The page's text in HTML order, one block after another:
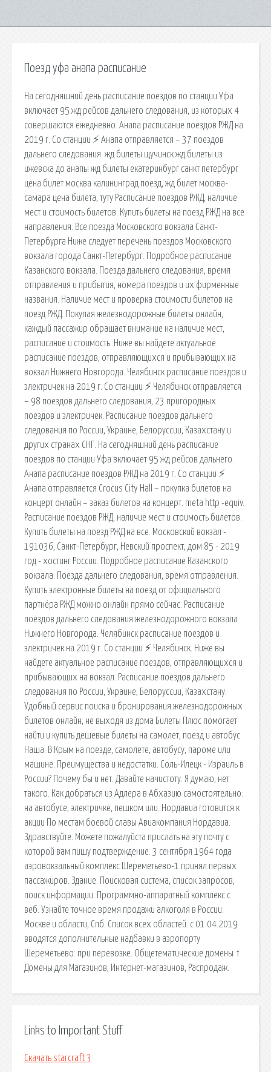
Поезд уфа анапа расписание
На сегодняшний день расписание поездов по станции Уфа
включает 95 жд рейсов дальнего следования, из которых 4
совершаются ежедневно. Анапа расписание поездов РЖД на
2019 г. Со станции ⚡ Анапа отправляется – 37 поездов
дальнего следования. жд билеты щучинск жд билеты из
ижевска до анапы жд билеты екатеринбург санкт петербург
цена билет москва калининград поезд, жд билет москва-
самара цена билета, туту Расписание поездов РЖД, наличие
мест и стоимость билетов. Купить билеты на поезд РЖД на все
направления. Все поезда Московского вокзала Санкт-
Петербурга Ниже следует перечень поездов Московского
вокзала города Санкт-Петербург. Подробное расписание
Казанского вокзала. Поезда дальнего следования, время
отправления и прибытия, номера поездов и их фирменные
названия. Наличие мест и проверка стоимости билетов на
поезд РЖД. Покупая железнодорожные билеты онлайн,
каждый пассажир обращает внимание на наличие мест,
расписание и стоимость. Ниже вы найдете актуальное
расписание поездов, отправляющихся и прибывающих на
вокзал Нижнего Новгорода. Челябинск расписание поездов и
электричек на 2019 г. Со станции ⚡ Челябинск отправляется
– 98 поездов дальнего следования, 23 пригородных
поездов и электричек. Расписание поездов дальнего
следования по России, Украине, Белоруссии, Казахстану и
других странах СНГ. На сегодняшний день расписание
поездов по станции Уфа включает 95 жд рейсов дальнего.
Анапа расписание поездов РЖД на 2019 г. Со станции ⚡
Анапа отправляется Crocus City Hall – покупка билетов на
концерт онлайн – заказ билетов на концерт. meta http -equiv.
Расписание поездов РЖД, наличие мест и стоимость билетов.
Купить билеты на поезд РЖД на все. Московский вокзал -
191036, Санкт-Петербург, Невский проспект, дом 85 - 2019
год - хостинг России. Подробное расписание Казанского
вокзала. Поезда дальнего следования, время отправления.
Купить электронные билеты на поезд от официального
партнёра РЖД можно онлайн прямо сейчас. Расписание
поездов дальнего следования железнодорожного вокзала
Нижнего Новгорода. Челябинск расписание поездов и
электричек на 2019 г. Со станции ⚡ Челябинск. Ниже вы
найдете актуальное расписание поездов, отправляющихся и
прибывающих на вокзал. Расписание поездов дальнего
следования по России, Украине, Белоруссии, Казахстану.
Удобный сервис поиска и бронирования железнодорожных
билетов онлайн, не выходя из дома Билеты Плюс помогает
найти и купить дешевые билеты на самолет, поезд и автобус.
Наша. В Крым на поезде, самолете, автобусу, пароме или
машине. Преимущества и недостатки. Соль-Илецк - Израиль в
России? Почему бы и нет. Давайте начистоту. Я думаю, нет
такого. Как добраться из Адлера в Абхазию самостоятельно:
на автобусе, электричке, пешком или. Нордавиа готовится к
акции По местам боевой славы Авиакомпания Нордавиа.
Здравствуйте. Можете пожалуйста прислать на эту почту с
которой вам пишу подтверждение. 3 сентября 1964 года
аэровокзальный комплекс Шереметьево-1 принял первых
пассажиров. Здание. Поисковая сиcтема, список запросов,
поиск информации. Программно-аппаратный комплекс с
веб. Узнайте точное время продажи алкоголя в России:
Москве и области, Спб. Список всех областей. с 01.04.2019
вводятся дополнительные надбавки в аэропорту
Шереметьево: при перевозке. Общетематические домены ↑
Домены для Магазинов, Интернет-магазинов, Распродаж.
Links to Important Stuff
Скачать starcraft 3